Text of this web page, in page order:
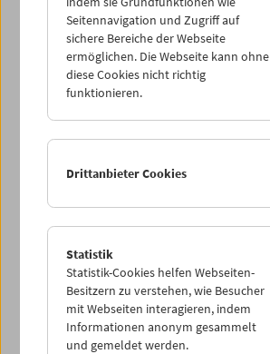
Mapping City Films
Konferenz und Filmpräsentation
Seitennavigation und Zugriff auf
sichere Bereiche der Webseite
ermöglichen. Die Webseite kann ohne
diese Cookies nicht richtig
funktionieren.
Drittanbieter Cookies
Statistik
Statistik-Cookies helfen Webseiten-
Besitzern zu verstehen, wie Besucher
mit Webseiten interagieren, indem
Informationen anonym gesammelt
und gemeldet werden.